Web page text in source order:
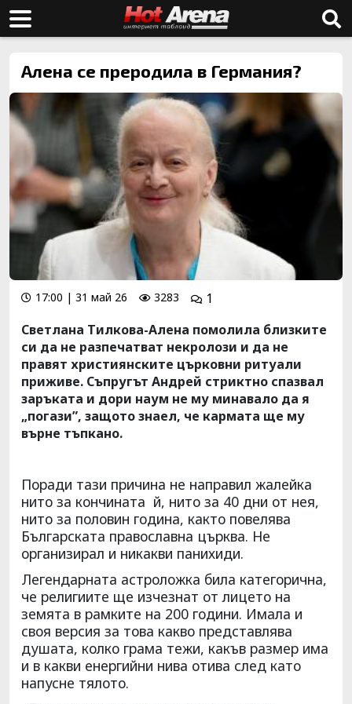
Алена се преродила в Германия?
17:00 | 31 май 26 3283
1
Светлана Тилкова-Алена помолила близките
си да не разпечатват некролози и да не
правят християнските църковни ритуали
приживе. Съпругът Андрей стриктно спазвал
заръката и дори наум не му минавало да я
„погази”, защото знаел, че кармата ще му
върне тъпкано.
Поради тази причина не направил жалейка
нито за кончината й, нито за 40 дни от нея,
нито за половин година, както повелява
Българската православна църква. Не
организирал и никакви панихиди.
Легендарната астроложка била категорична,
че религиите ще изчезнат от лицето на
земята в рамките на 200 години. Имала и
своя версия за това какво представлява
душата, колко грама тежи, какъв размер има
и в какви енергийни нива отива след като
напусне тялото.